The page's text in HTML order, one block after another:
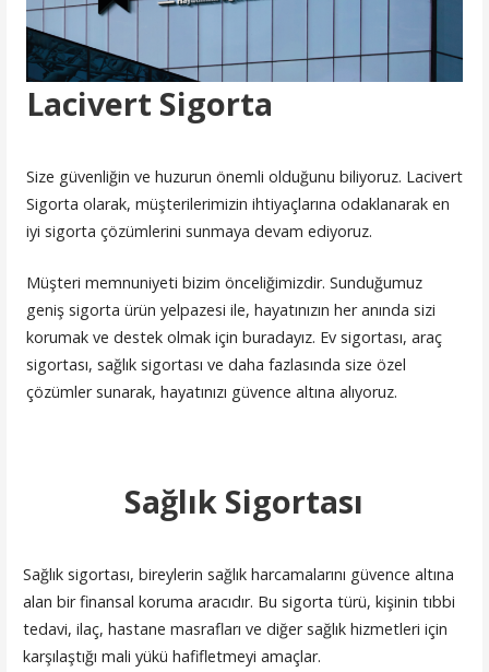
Lacivert Sigorta
Size güvenliğin ve huzurun önemli olduğunu biliyoruz. Lacivert
Sigorta olarak, müşterilerimizin ihtiyaçlarına odaklanarak en
iyi sigorta çözümlerini sunmaya devam ediyoruz.
Müşteri memnuniyeti bizim önceliğimizdir. Sunduğumuz
geniş sigorta ürün yelpazesi ile, hayatınızın her anında sizi
korumak ve destek olmak için buradayız. Ev sigortası, araç
sigortası, sağlık sigortası ve daha fazlasında size özel
çözümler sunarak, hayatınızı güvence altına alıyoruz.
Sağlık Sigortası
Sağlık sigortası, bireylerin sağlık harcamalarını güvence altına
alan bir finansal koruma aracıdır. Bu sigorta türü, kişinin tıbbi
tedavi, ilaç, hastane masrafları ve diğer sağlık hizmetleri için
karşılaştığı mali yükü hafifletmeyi amaçlar.